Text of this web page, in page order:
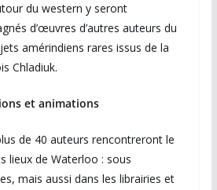
du western y seront
d’œuvres d’autres auteurs du
amérindiens rares issus de la
Chladiuk.
et animations
de 40 auteurs rencontreront le
lieux de Waterloo : sous
mais aussi dans les librairies et